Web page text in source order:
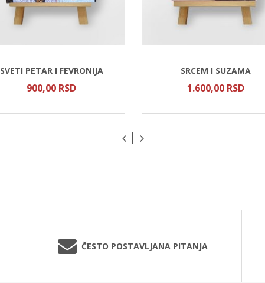
SVETI PETAR I FEVRONIJA
900,00 RSD
SRCEM I SUZAMA
1.600,00 RSD
ČESTO POSTAVLJANA PITANJA